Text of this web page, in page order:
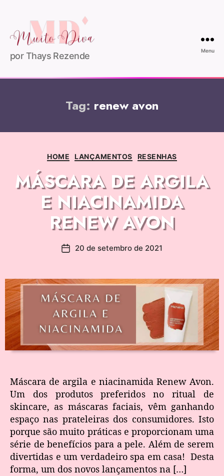
por Thays Rezende
Menu
Tag: renew avon
HOME LANÇAMENTOS RESENHAS
MÁSCARA DE ARGILA
E NIACINAMIDA
RENEW AVON
20 de setembro de 2021
Máscara de argila e niacinamida Renew Avon.
Um dos produtos preferidos no ritual de
skincare, as máscaras faciais, vêm ganhando
espaço nas prateleiras dos consumidores. Isto
porque são muito práticas e proporcionam uma
série de benefícios para a pele. Além de serem
divertidas e um verdadeiro spa em casa! Desta
forma, um dos novos lançamentos na […]